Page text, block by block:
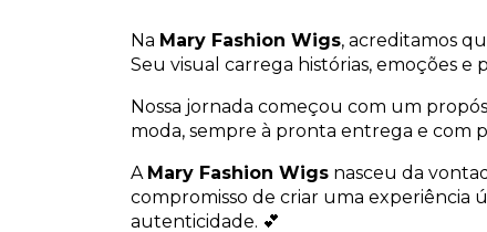
Na Mary Fashion Wigs, acreditamos
Seu visual carrega histórias, emoções e
Nossa jornada começou com um
moda, sempre à pronta entrega e com
A Mary Fashion Wigs nasceu da
compromisso de criar uma experiência
autenticidade. 💕